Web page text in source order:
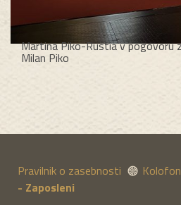
Martina Piko-Rustia v pogovoru
Milan Piko
Pravilnik o zasebnosti Kolofon
- Zaposleni